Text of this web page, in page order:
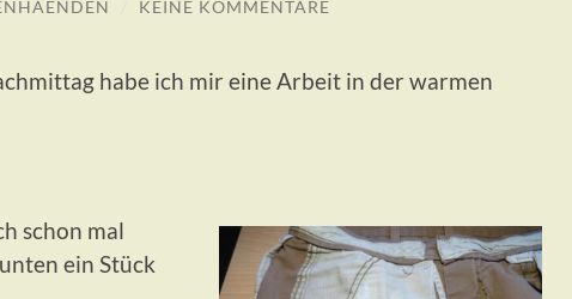
KEINE KOMMENTARE
habe ich mir eine Arbeit in der warmen
schon mal
ein Stück